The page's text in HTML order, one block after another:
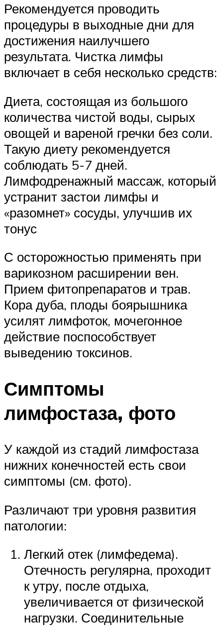
Рекомендуется проводить
процедуры в выходные дни для
достижения наилучшего
результата. Чистка лимфы
включает в себя несколько средств:
Диета, состоящая из большого
количества чистой воды, сырых
овощей и вареной гречки без соли.
Такую диету рекомендуется
соблюдать 5-7 дней.
Лимфодренажный массаж, который
устранит застои лимфы и
«разомнет» сосуды, улучшив их
тонус
С осторожностью применять при
варикозном расширении вен.
Прием фитопрепаратов и трав.
Кора дуба, плоды боярышника
усилят лимфоток, мочегонное
действие поспособствует
выведению токсинов.
Симптомы
лимфостаза, фото
У каждой из стадий лимфостаза
нижних конечностей есть свои
симптомы (см. фото).
Различают три уровня развития
патологии:
Легкий отек (лимфедема).
Отечность регулярна, проходит
к утру, после отдыха,
увеличивается от физической
нагрузки. Соединительные